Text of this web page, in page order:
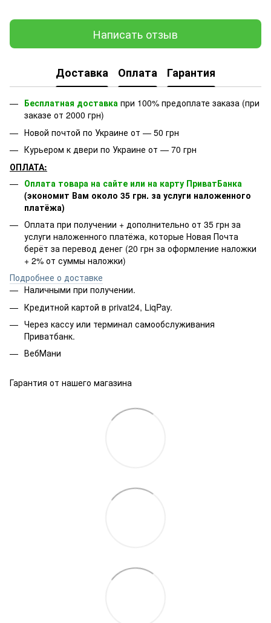
Написать отзыв
Доставка Оплата Гарантия
Бесплатная доставка при 100% предоплате заказа (при
заказе от 2000 грн)
Новой почтой по Украине от — 50 грн
Курьером к двери по Украине от — 70 грн
ОПЛАТА:
Оплата товара на сайте или на карту ПриватБанка
(экономит Вам около 35 грн. за услуги наложенного
платёжа)
Оплата при получении + дополнительно от 35 грн за
услуги наложенного платёжа, которые Новая Почта
берёт за перевод денег (20 грн за оформление наложки
+ 2% от суммы наложки)
Подробнее о доставке
Наличными при получении.
Кредитной картой в privat24, LiqPay.
Через кассу или терминал самообслуживания
Приватбанк.
ВебМани
Гарантия от нашего магазина